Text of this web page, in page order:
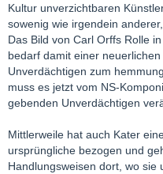
Kultur unverzichtbaren
sowenig wie irgendein
Das Bild von Carl Orffs Rolle
bedarf damit einer
Unverdächtigen zum
muss es jetzt vom NS-
gebenden Unverdächtigen
Mittlerweile hat auch Kater
ursprüngliche bezogen und
Handlungsweisen dort, wo sie